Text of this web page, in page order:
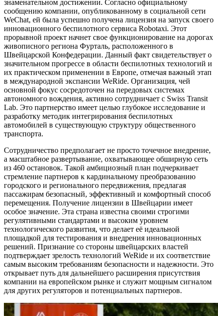
знаменательном достижении. Согласно официальному
сообщению компании, опубликованному в социальной сети
WeChat, ей была успешно получена лицензия на запуск своего
инновационного беспилотного сервиса Robotaxi. Этот
прорывной проект начнет свое функционирование на дорогах
живописного региона Фурталь, расположенного в
Швейцарской Конфедерации. Данный факт свидетельствует о
значительном прогрессе в области беспилотных технологий и
их практическом применении в Европе, отмечая важный этап
в международной экспансии WeRide. Организация, чей
основной фокус сосредоточен на передовых системах
автономного вождения, активно сотрудничает с Swiss Transit
Lab. Это партнерство имеет целью глубокое исследование и
разработку методик интегрирования беспилотных
автомобилей в существующую структуру общественного
транспорта.
Сотрудничество предполагает не просто точечное внедрение,
а масштабное развертывание, охватывающее обширную сеть
из 460 остановок. Такой амбициозный план подчеркивает
стремление партнеров к кардинальному преобразованию
городского и регионального передвижения, предлагая
пассажирам безопасный, эффективный и комфортный способ
перемещения. Получение лицензии в Швейцарии имеет
особое значение. Эта страна известна своими строгими
регулятивными стандартами и высоким уровнем
технологического развития, что делает её идеальной
площадкой для тестирования и внедрения инновационных
решений. Признание со стороны швейцарских властей
подтверждает зрелость технологий WeRide и их соответствие
самым высоким требованиям безопасности и надежности. Это
открывает путь для дальнейшего расширения присутствия
компании на европейском рынке и служит мощным сигналом
для других регуляторов и потенциальных партнеров.